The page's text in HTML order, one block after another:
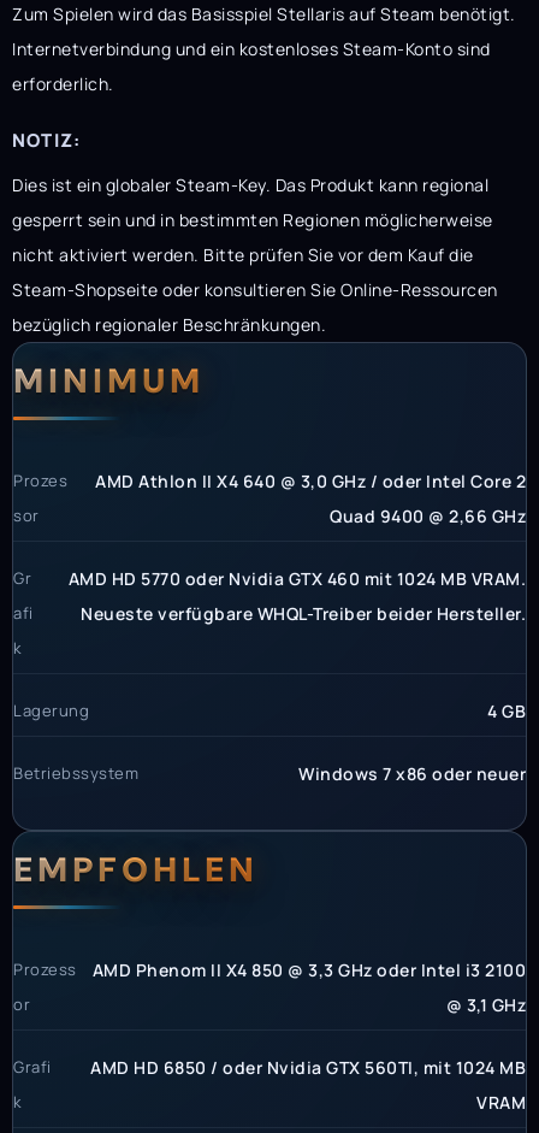
Zum Spielen wird das Basisspiel Stellaris auf Steam benötigt.
Internetverbindung und ein kostenloses Steam-Konto sind
erforderlich.
NOTIZ:
Dies ist ein globaler Steam-Key. Das Produkt kann regional
gesperrt sein und in bestimmten Regionen möglicherweise
nicht aktiviert werden. Bitte prüfen Sie vor dem Kauf die
Steam-Shopseite oder konsultieren Sie Online-Ressourcen
bezüglich regionaler Beschränkungen.
MINIMUM
Prozes
sor
AMD Athlon II X4 640 @ 3,0 GHz / oder Intel Core 2
Quad 9400 @ 2,66 GHz
Gr
afi
k
AMD HD 5770 oder Nvidia GTX 460 mit 1024 MB VRAM.
Neueste verfügbare WHQL-Treiber beider Hersteller.
Lagerung 4 GB
Betriebssystem Windows 7 x86 oder neuer
EMPFOHLEN
Prozess
or
AMD Phenom II X4 850 @ 3,3 GHz oder Intel i3 2100
@ 3,1 GHz
Grafi
k
AMD HD 6850 / oder Nvidia GTX 560TI, mit 1024 MB
VRAM